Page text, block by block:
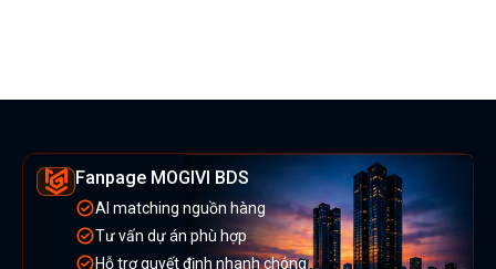
Fanpage MOGIVI BDS
AI matching nguồn hàng
Tư vấn dự án phù hợp
Hỗ trợ quyết định nhanh chóng